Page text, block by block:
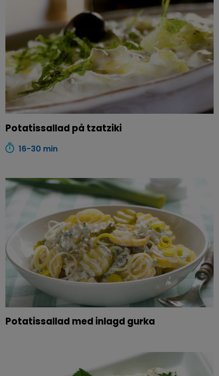
Potatissallad på tzatziki
16-30 min
Potatissallad med inlagd gurka